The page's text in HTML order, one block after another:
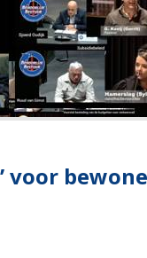
voor